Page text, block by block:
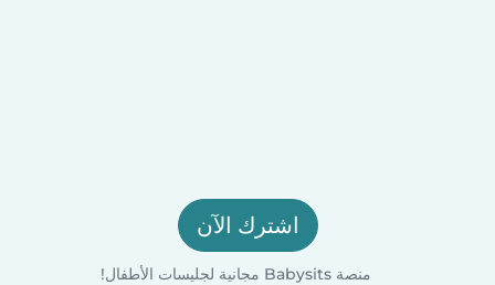
اشترك الآن
منصة Babysits مجانية لجليسات الأطفال!